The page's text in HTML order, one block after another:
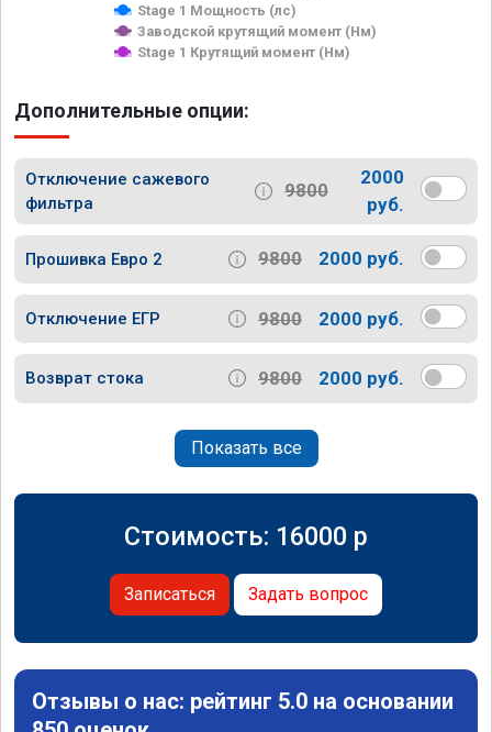
Stage 1 Мощность (лс)
Заводской крутящий момент (Нм)
Stage 1 Крутящий момент (Нм)
Дополнительные опции:
Отключение сажевого
фильтра
9800
2000
руб.
Прошивка Евро 2 9800 2000 руб.
Отключение ЕГР 9800 2000 руб.
Возврат стока 9800 2000 руб.
Показать все
Стоимость: 16000 p
Записаться Задать вопрос
Отзывы о нас: рейтинг 5.0 на основании